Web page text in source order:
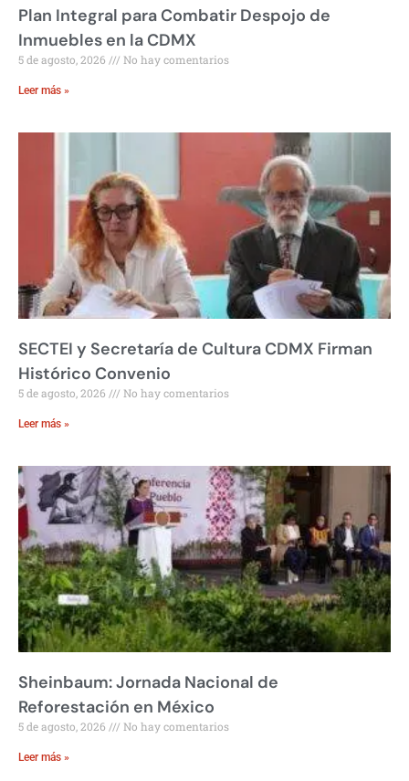
Plan Integral para Combatir Despojo de
Inmuebles en la CDMX
5 de agosto, 2026 No hay comentarios
Leer más »
SECTEI y Secretaría de Cultura CDMX Firman
Histórico Convenio
5 de agosto, 2026 No hay comentarios
Leer más »
Sheinbaum: Jornada Nacional de
Reforestación en México
5 de agosto, 2026 No hay comentarios
Leer más »